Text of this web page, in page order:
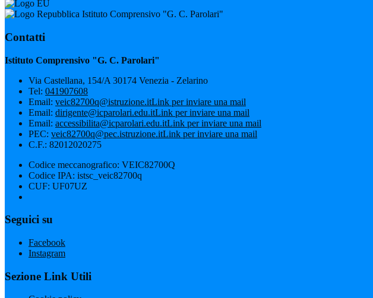
Istituto Comprensivo "G. C. Parolari"
Contatti
Istituto Comprensivo "G. C. Parolari"
Via Castellana, 154/A 30174 Venezia - Zelarino
Tel: 041907608
Email: veic82700q@istruzione.itLink per inviare una mail
Email: dirigente@icparolari.edu.itLink per inviare una mail
Email: accessibilita@icparolari.edu.itLink per inviare una mail
PEC: veic82700q@pec.istruzione.itLink per inviare una mail
C.F.: 82012020275
Codice meccanografico: VEIC82700Q
Codice IPA: istsc_veic82700q
CUF: UF07UZ
Seguici su
Facebook
Instagram
Sezione Link Utili